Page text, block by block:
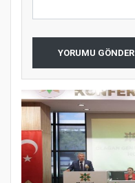
YORUMU GÖNDER